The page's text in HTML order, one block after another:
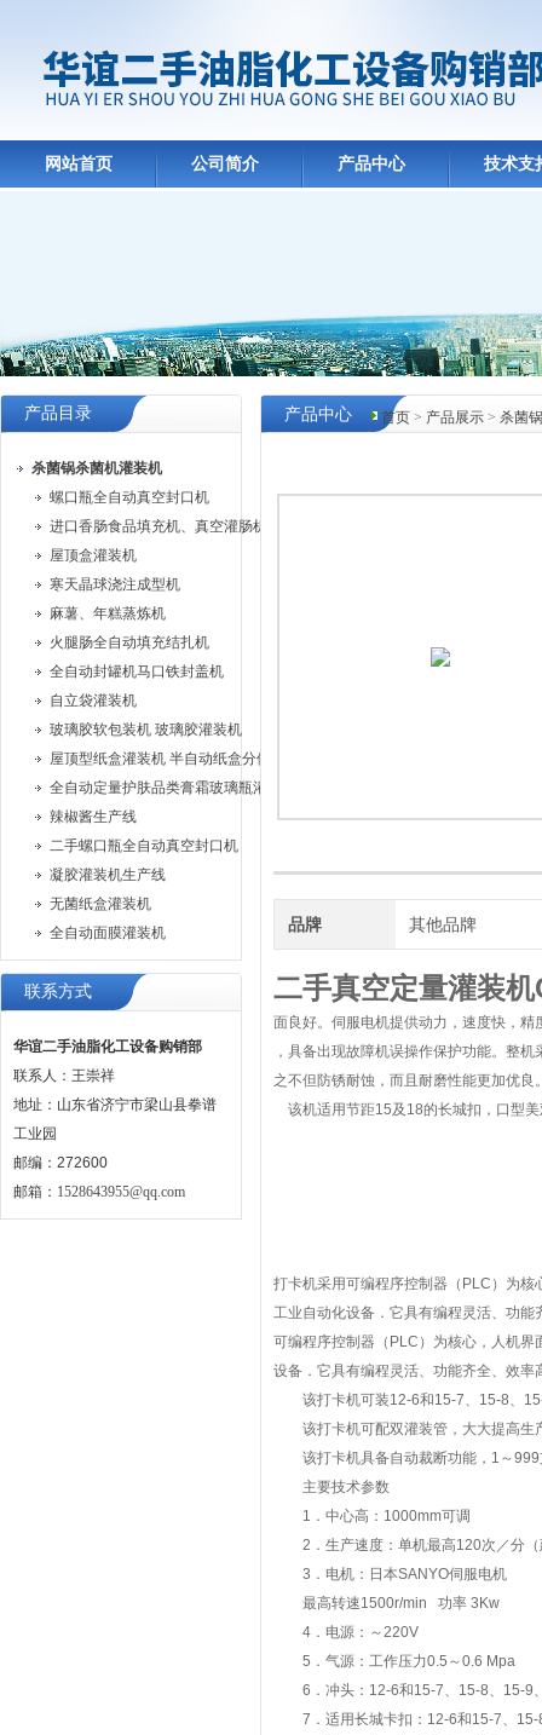
网站首页 公司简介 产品中心 技术支
产品目录
杀菌锅杀菌机灌装机
螺口瓶全自动真空封口机
进口香肠食品填充机、真空灌肠机
屋顶盒灌装机
寒天晶球浇注成型机
麻薯、年糕蒸炼机
火腿肠全自动填充结扎机
全自动封罐机马口铁封盖机
自立袋灌装机
玻璃胶软包装机 玻璃胶灌装机
屋顶型纸盒灌装机 半自动纸盒分体灌装机
全自动定量护肤品类膏霜玻璃瓶灌装旋盖机
辣椒酱生产线
二手螺口瓶全自动真空封口机
凝胶灌装机生产线
无菌纸盒灌装机
全自动面膜灌装机
联系方式
华谊二手油脂化工设备购销部
联系人：王崇祥
地址：山东省济宁市梁山县拳谱
工业园
邮编：272600
邮箱： 1528643955@qq.com
首页 > 产品展示 > 杀菌
产品中心
品牌 其他品牌
二手真空定量灌装
面良好。伺服电机提供动力，速度快，精
，具备出现故障机误操作保护功能。整
之不但防锈耐蚀，而且耐磨性能更加优
该机适用节距15及18的长城扣，口型
打卡机采用可编程序控制器（PLC）为
工业自动化设备．它具有编程灵活、功
可编程序控制器（PLC）为核心，人机
设备．它具有编程灵活、功能齐全、效率
该打卡机可装12-6和15-7、15-8、15-
该打卡机可配双灌装管，大大提高生
该打卡机具备自动裁断功能，1～999
主要技术参数
1．中心高：1000mm可调
2．生产速度：单机最高120次／分（
3．电机：日本SANYO伺服电机
最高转速1500r/min 功率 3Kw
4．电源：～220V
5．气源：工作压力0.5～0.6 Mpa
6．冲头：12-6和15-7、15-8、15-9
7．适用长城卡扣：12-6和15-7、15-